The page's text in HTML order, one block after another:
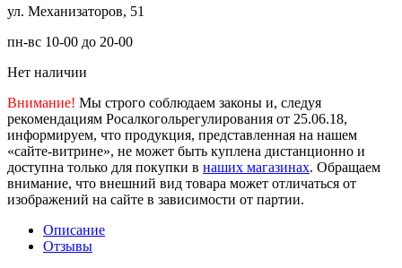
ул. Механизаторов, 51
пн-вс 10-00 до 20-00
Нет наличии
Внимание! Мы строго соблюдаем законы и, следуя
рекомендациям Росалкогольрегулирования от 25.06.18,
информируем, что продукция, представленная на нашем
«сайте-витрине», не может быть куплена дистанционно и
доступна только для покупки в наших магазинах. Обращаем
внимание, что внешний вид товара может отличаться от
изображений на сайте в зависимости от партии.
Описание
Отзывы